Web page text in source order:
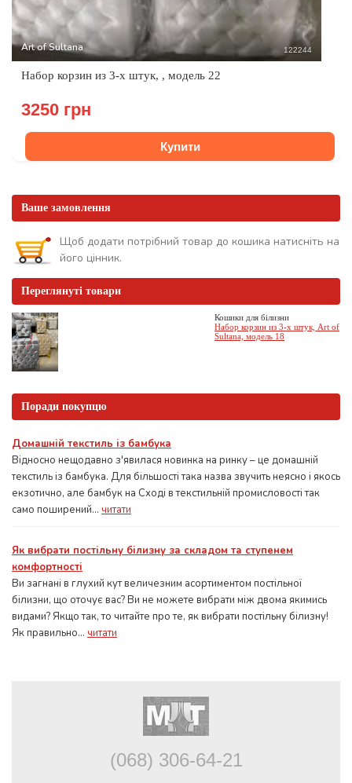
Art of Sultana 122244
Набор корзин из 3-х штук, , модель 22
3250 грн
Купити
Ваше замовлення
Щоб додати потрібний товар до кошика натисніть на
його цінник.
Переглянуті товари
Кошики для білизни
Набор корзин из 3-х штук, Art of
Sultana, модель 18
Поради покупцю
Домашній текстиль із бамбука
Відносно нещодавно з'явилася новинка на ринку – це домашній
текстиль із бамбука. Для більшості така назва звучить неясно і якось
екзотично, але бамбук на Сході в текстильній промисловості так
само поширений... читати
Як вибрати постільну білизну за складом та ступенем
комфортності
Ви загнані в глухий кут величезним асортиментом постільної
білизни, що оточує вас? Ви не можете вибрати між двома якимись
видами? Якщо так, то читайте про те, як вибрати постільну білизну!
Як правильно... читати
(068) 306-64-21